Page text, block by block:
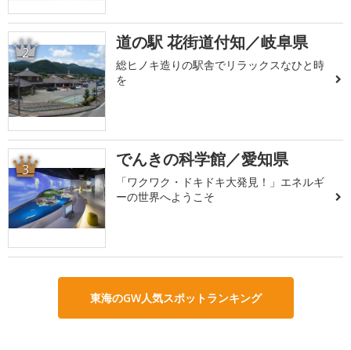
2 道の駅 花街道付知／岐阜県
総ヒノキ造りの駅舎でリラックスなひと時
を
3 でんきの科学館／愛知県
「ワクワク・ドキドキ大発見！」エネルギ
ーの世界へようこそ
東海のGW人気スポットランキング